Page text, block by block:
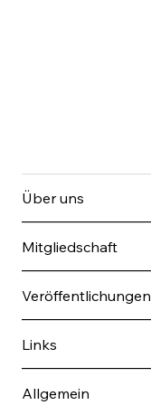
Über uns
Mitgliedschaft
Veröffentlichungen
Links
Allgemein